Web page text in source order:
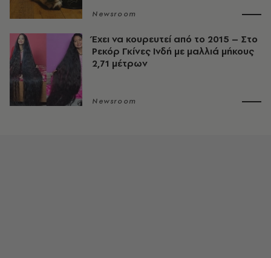
Newsroom
Έχει να κουρευτεί από το 2015 – Στο
Ρεκόρ Γκίνες Ινδή με μαλλιά μήκους
2,71 μέτρων
Newsroom